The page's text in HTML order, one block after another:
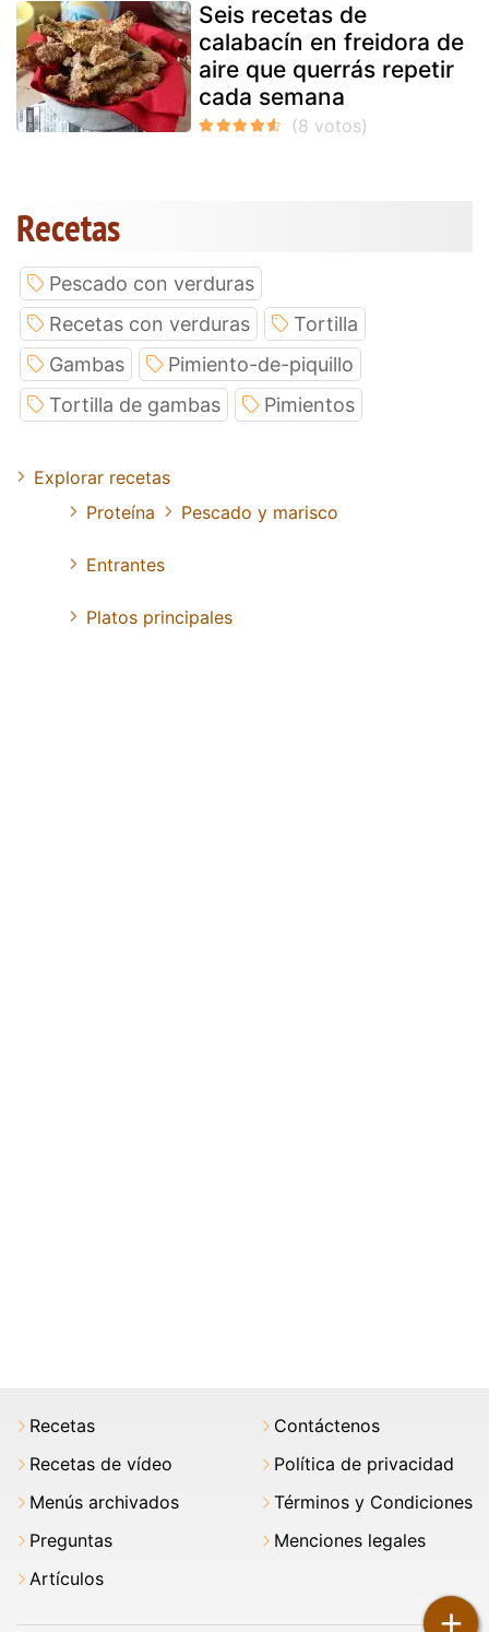
+
Seis recetas de
calabacín en freidora de
aire que querrás repetir
cada semana
Recetas
Pescado con verduras
Recetas con verduras
Tortilla
Gambas
Pimiento-de-piquillo
Tortilla de gambas
Pimientos
Explorar recetas
Proteína
Pescado y marisco
Entrantes
Platos principales
Recetas
Recetas de vídeo
Menús archivados
Preguntas
Artículos
Contáctenos
Política de privacidad
Términos y Condiciones
Menciones legales